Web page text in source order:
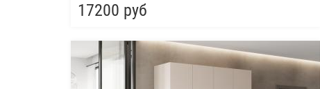
17200 руб